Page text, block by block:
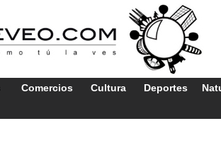
Comercios Cultura Deportes